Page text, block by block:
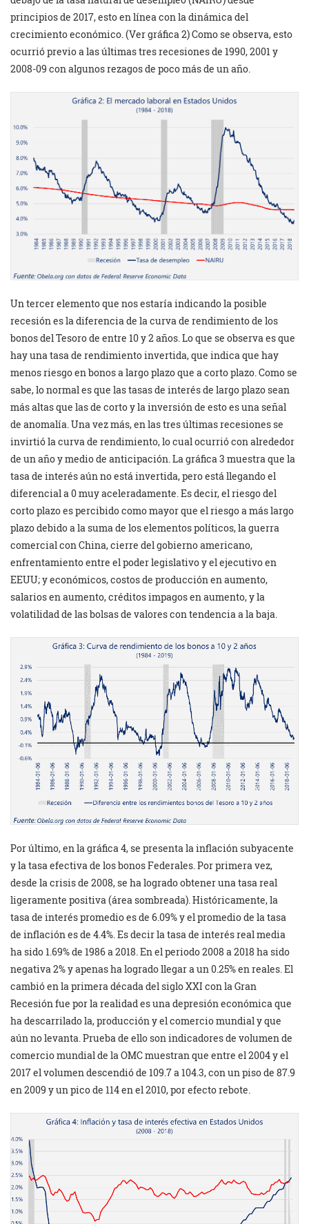
principios de 2017, esto en línea con la dinámica del
crecimiento económico. (Ver gráfica 2) Como se observa, esto
ocurrió previo a las últimas tres recesiones de 1990, 2001 y
2008-09 con algunos rezagos de poco más de un año.
Un tercer elemento que nos estaría indicando la posible
recesión es la diferencia de la curva de rendimiento de los
bonos del Tesoro de entre 10 y 2 años. Lo que se observa es que
hay una tasa de rendimiento invertida, que indica que hay
menos riesgo en bonos a largo plazo que a corto plazo. Como se
sabe, lo normal es que las tasas de interés de largo plazo sean
más altas que las de corto y la inversión de esto es una señal
de anomalía. Una vez más, en las tres últimas recesiones se
invirtió la curva de rendimiento, lo cual ocurrió con alrededor
de un año y medio de anticipación. La gráfica 3 muestra que la
tasa de interés aún no está invertida, pero está llegando el
diferencial a 0 muy aceleradamente. Es decir, el riesgo del
corto plazo es percibido como mayor que el riesgo a más largo
plazo debido a la suma de los elementos políticos, la guerra
comercial con China, cierre del gobierno americano,
enfrentamiento entre el poder legislativo y el ejecutivo en
EEUU; y económicos, costos de producción en aumento,
salarios en aumento, créditos impagos en aumento, y la
volatilidad de las bolsas de valores con tendencia a la baja.
Por último, en la gráfica 4, se presenta la inflación subyacente
y la tasa efectiva de los bonos Federales. Por primera vez,
desde la crisis de 2008, se ha logrado obtener una tasa real
ligeramente positiva (área sombreada). Históricamente, la
tasa de interés promedio es de 6.09% y el promedio de la tasa
de inflación es de 4.4%. Es decir la tasa de interés real media
ha sido 1.69% de 1986 a 2018. En el periodo 2008 a 2018 ha sido
negativa 2% y apenas ha logrado llegar a un 0.25% en reales. El
cambió en la primera década del siglo XXI con la Gran
Recesión fue por la realidad es una depresión económica que
ha descarrilado la, producción y el comercio mundial y que
aún no levanta. Prueba de ello son indicadores de volumen de
comercio mundial de la OMC muestran que entre el 2004 y el
2017 el volumen descendió de 109.7 a 104.3, con un piso de 87.9
en 2009 y un pico de 114 en el 2010, por efecto rebote.